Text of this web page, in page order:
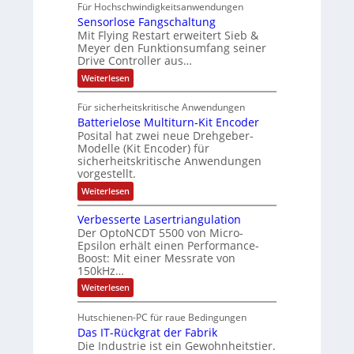
s
c
h
ä
f
t
c
h
e
A
u
t
o
a
t
i
o
n
g
e
w
ä
l
t
r
b
e
i
t
s
k
ä
f
t
e
p
a
n
d
i
e
t
u
n
d
4
0
A
C
-
N
e
t
z
t
e
l
e
r
h
ä
l
t
S
c
h
u
t
z
a
k
b
s
c
h
Für Hochschwindigkeitsanwendungen
Sensorlose Fangschaltung
Mit Flying Restart erweitert Sieb &
Meyer den Funktionsumfang seiner
Drive Controller aus…
Weiterlesen:
S
n
s
o
r
l
o
s
e
F
a
n
g
s
c
h
a
l
t
n
g
Für sicherheitskritische Anwendungen
Batterielose Multiturn-Kit Encoder
Posital hat zwei neue Drehgeber-
Modelle (Kit Encoder) für
sicherheitskritische Anwendungen
vorgestellt.
Weiterlesen:
B
t
t
e
r
e
l
o
e
M
u
Verbesserte Lasertriangulation
Der OptoNCDT 5500 von Micro-
Epsilon erhält einen Performance-
Boost: Mit einer Messrate von
150kHz…
Weiterlesen:
V
r
b
e
Hutschienen-PC für raue Bedingungen
Das IT-Rückgrat der Fabrik
Die Industrie ist ein Gewohnheitstier.